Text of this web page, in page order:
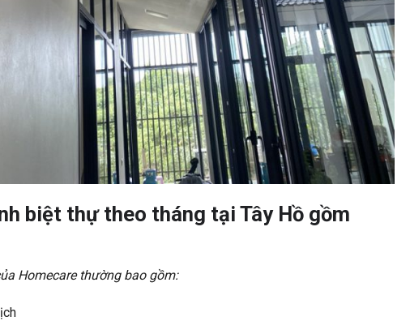
biệt thự theo tháng tại Tây Hồ gồm
Homecare thường bao gồm: